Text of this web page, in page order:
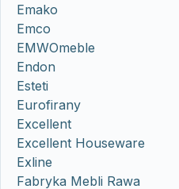
Emako
Emco
EMWOmeble
Endon
Esteti
Eurofirany
Excellent
Excellent Houseware
Exline
Fabryka Mebli Rawa